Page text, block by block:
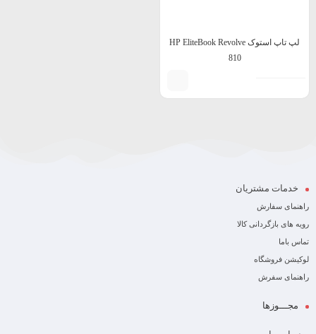
لپ تاپ استوک HP EliteBook Revolve
810
خدمات مشتریان
راهنمای سفارش
رویه های بازگردانی کالا
تماس باما
لوکیشن فروشگاه
راهنمای سفرش
مجـــوزها